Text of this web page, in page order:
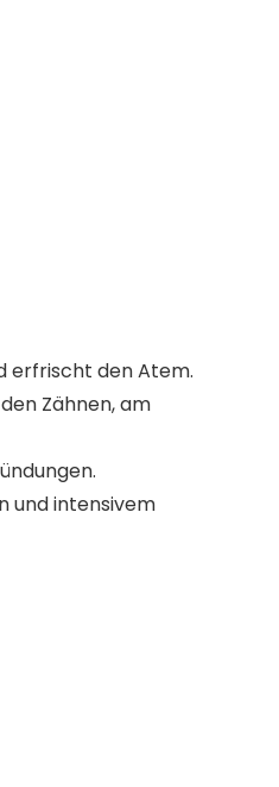
erfrischt den Atem.
Zähnen, am
und intensivem